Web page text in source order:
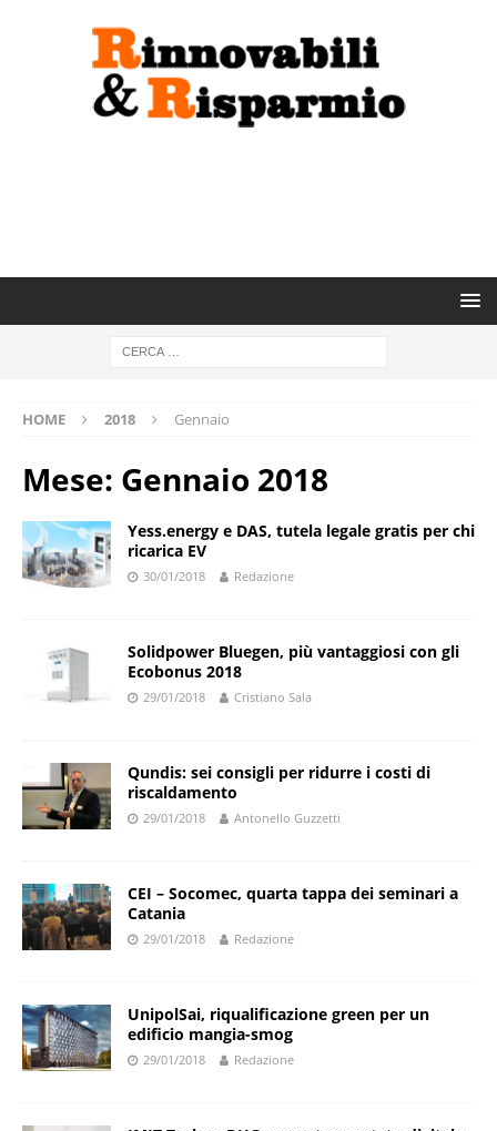
HOME 2018 Gennaio
Mese: Gennaio 2018
Yess.energy e DAS, tutela legale gratis per chi
ricarica EV
30/01/2018 Redazione
Solidpower Bluegen, più vantaggiosi con gli
Ecobonus 2018
29/01/2018 Cristiano Sala
Qundis: sei consigli per ridurre i costi di
riscaldamento
29/01/2018 Antonello Guzzetti
CEI – Socomec, quarta tappa dei seminari a
Catania
29/01/2018 Redazione
UnipolSai, riqualificazione green per un
edificio mangia-smog
29/01/2018 Redazione